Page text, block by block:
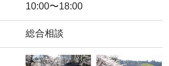
10:00〜18:00
総合相談